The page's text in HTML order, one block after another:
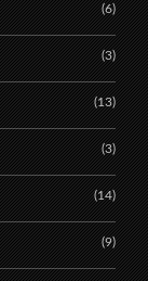
(6)
(3)
(13)
(3)
(14)
(9)